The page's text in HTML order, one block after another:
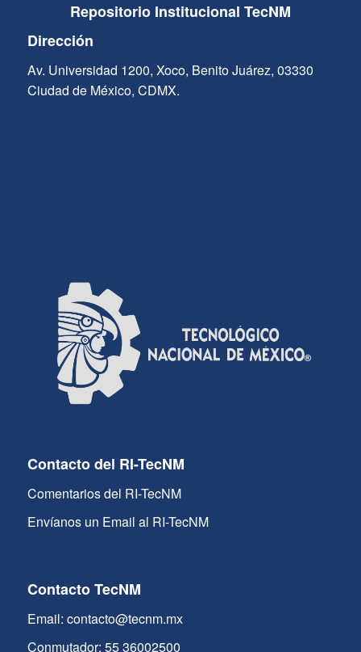
Repositorio Institucional TecNM
Dirección
Av. Universidad 1200, Xoco, Benito Juárez, 03330
Ciudad de México, CDMX.
Contacto del RI-TecNM
Comentarios del RI-TecNM
Envíanos un Email al RI-TecNM
Contacto TecNM
Email: contacto@tecnm.mx
Conmutador: 55 36002500